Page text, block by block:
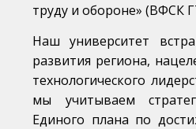
труду и обороне» (ВФСК
Наш университет
развития региона,
технологического
мы учитываем
Единого плана по